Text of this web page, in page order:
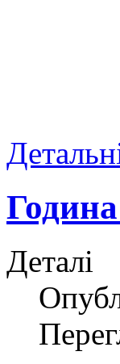
Деталі